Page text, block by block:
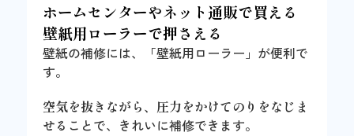
ホームセンターやネット通販で買える
壁紙用ローラーで押さえる
壁紙の補修には、「壁紙用ローラー」が便利で
す。
空気を抜きながら、圧力をかけてのりをなじま
せる ことで、きれいに補修できます。